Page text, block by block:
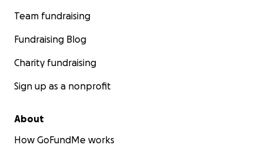
Team fundraising
Fundraising Blog
Charity fundraising
Sign up as a nonprofit
About
How GoFundMe works